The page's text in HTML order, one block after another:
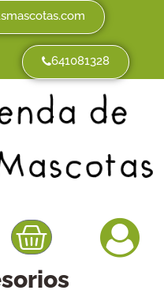
641081328